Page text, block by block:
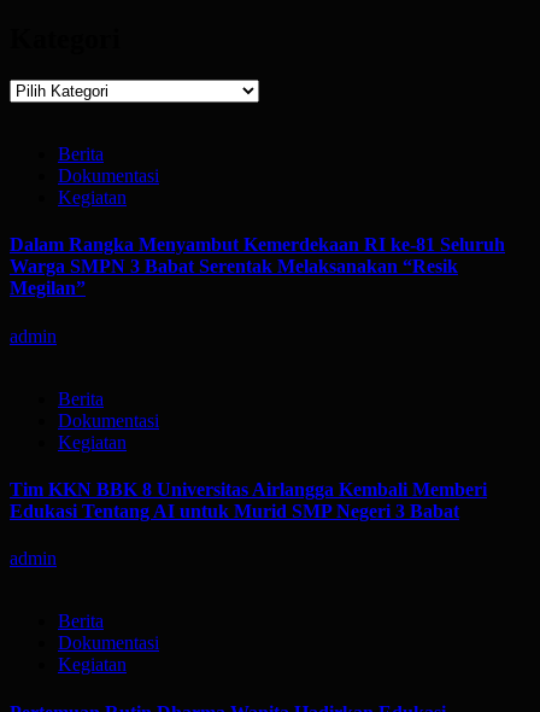
Kategori
Berita
Dokumentasi
Kegiatan
Dalam Rangka Menyambut Kemerdekaan RI ke-81 Seluruh
Warga SMPN 3 Babat Serentak Melaksanakan “Resik
Megilan”
admin
Berita
Dokumentasi
Kegiatan
Tim KKN BBK 8 Universitas Airlangga Kembali Memberi
Edukasi Tentang AI untuk Murid SMP Negeri 3 Babat
admin
Berita
Dokumentasi
Kegiatan